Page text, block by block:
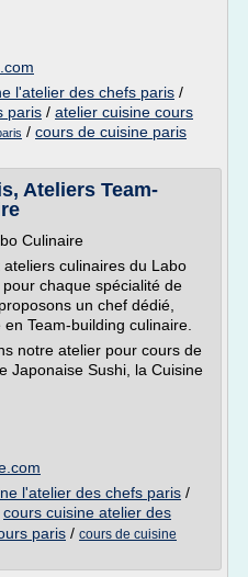
l'atelier des chefs paris /
paris / atelier cuisine cours
/ cours de cuisine paris
Ateliers Team-
Culinaire
culinaires du Labo
chaque spécialité de
un chef dédié,
Team-building culinaire.
notre atelier pour cours de
Japonaise Sushi, la Cuisine
l'atelier des chefs paris /
cours cuisine atelier des
paris / cours de cuisine